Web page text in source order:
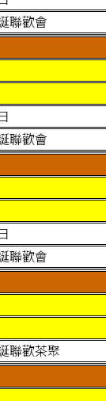
聯歡會
聯歡會
聯歡會
聯歡茶聚